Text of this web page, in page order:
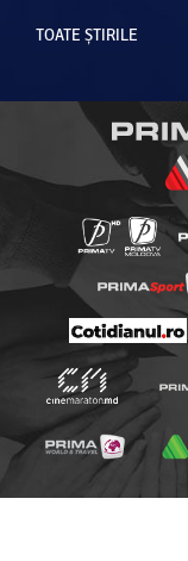
TOATE ȘTIRILE